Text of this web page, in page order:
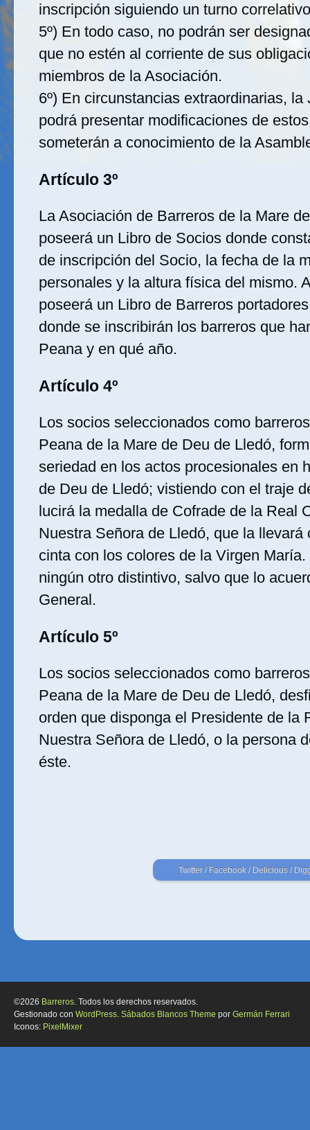
inscripción siguiendo un turno
5º) En todo caso, no podrán ser
que no estén al corriente de sus
miembros de la Asociación.
6º) En circunstancias extraordinarias, la
podrá presentar modificaciones de
someterán a conocimiento de la
Artículo 3º
La Asociación de Barreros de la Mare
poseerá un Libro de Socios donde
de inscripción del Socio, la fecha de la
personales y la altura física del mismo.
poseerá un Libro de Barreros
donde se inscribirán los barreros que
Peana y en qué año.
Artículo 4º
Los socios seleccionados como
Peana de la Mare de Deu de Lledó,
seriedad en los actos procesionales en
de Deu de Lledó; vistiendo con el traje
lucirá la medalla de Cofrade de la Real
Nuestra Señora de Lledó, que la llevará
cinta con los colores de la Virgen
ningún otro distintivo, salvo que lo
General.
Artículo 5º
Los socios seleccionados como
Peana de la Mare de Deu de Lledó,
orden que disponga el Presidente de la
Nuestra Señora de Lledó, o la persona
éste.
Twitter / Facebook / Delicious /
©2026 Barreros. Todos los derechos reservados.
Gestionado con WordPress. Sábados Blancos Theme por Germán Ferrari
Iconos: PixelMixer